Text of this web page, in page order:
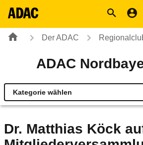
Der ADAC
ADAC
Kategorie wählen
Geschäftsstellen & Reisebüros
Dr. Matthias Köck